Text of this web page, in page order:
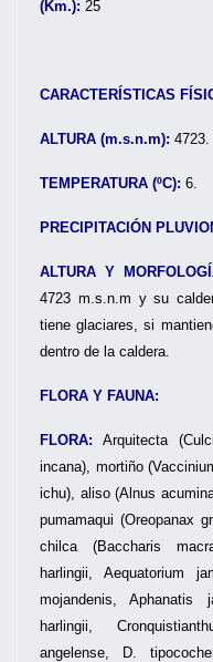
(Km.): 25
CARACTERÍSTICAS
ALTURA (m.s.n.m): 4723.
TEMPERATURA (ºC): 6.
PRECIPITACIÓN
ALTURA Y
4723 m.s.n.m y su
tiene glaciares, si
dentro de la caldera.
FLORA Y FAUNA:
FLORA: Arquitecta
incana), mortiño
ichu), aliso (Alnus
pumamaqui (Oreopanax
chilca (Baccharis
harlingii, Aequatorium
mojandenis, Aphanatis
harlingii,
angelense, D.